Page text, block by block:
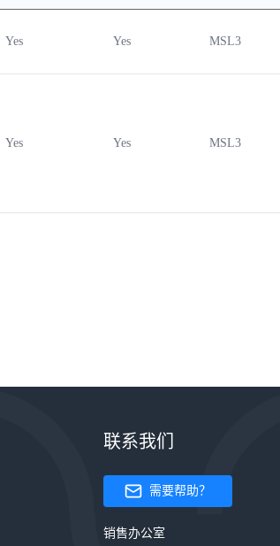
Yes Yes MSL3
Yes Yes MSL3
联系我们
需要帮助？
销售办公室